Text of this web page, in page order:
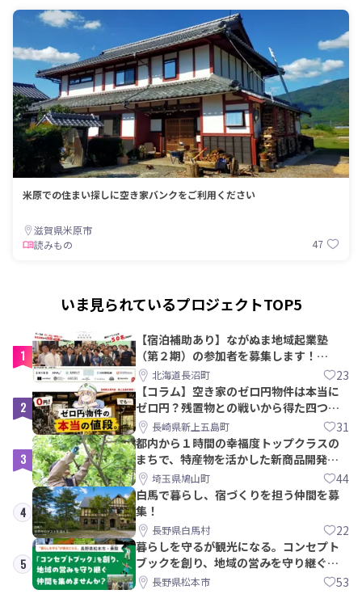
米原での住まい探しに空き家バンクをご利用ください
滋賀県米原市
読みもの
47
いま見られているプロジェクトTOP5
1
【宿泊補助あり】ながぬま地域起業塾
（第２期）の参加者を募集します！
【8/21〆】
北海道長沼町 23
2
【コラム】空き家のゼロ円物件は本当に
ゼロ円？残置物との戦いから得た四つの
教訓｜新上五島町
長崎県新上五島町 31
3
都内から１時間の幸福度トップクラスの
まちで、特産物を活かした新商品開発＆
PRメンバー募集！
埼玉県鳩山町 44
4
白馬で暮らし、宿づくりを担う仲間を募
集！
長野県白馬村 22
5
暮らしを守るが観光になる。コンセプト
ブックを創り、地域の営みを守り継ぐ仲
間を集めませんか？
長野県松本市 53